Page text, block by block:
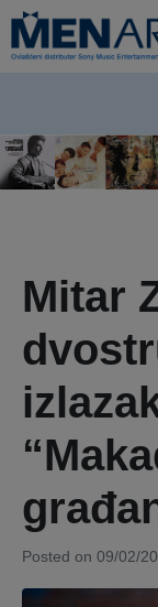
Mitar
Posted on 09/02/